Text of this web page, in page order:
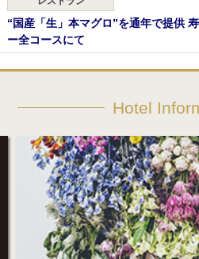
“国産「生」本マグロ”を通年で提供
ー全コースにて
Hotel